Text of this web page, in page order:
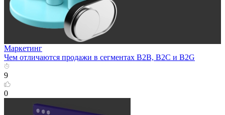
Маркетинг
Чем отличаются продажи в сегментах B2B, B2C и B2G
9
0